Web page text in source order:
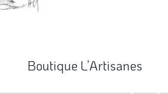
Boutique L’Artisanes